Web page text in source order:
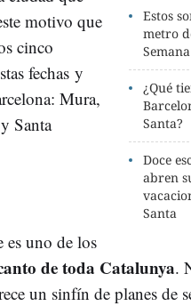
Estos
metro
¿Qué
Santa?
Doce
abren
Santa
motivo que
cinco
fechas y
Mura,
Santa
es uno de los
de toda Catalunya.
un sinfín de planes de